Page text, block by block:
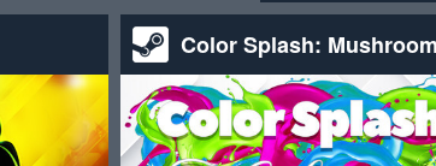
Color Splash: